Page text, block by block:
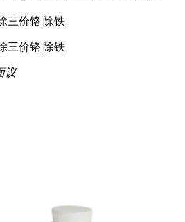
三价铬|除铁
三价铬|除铁
议